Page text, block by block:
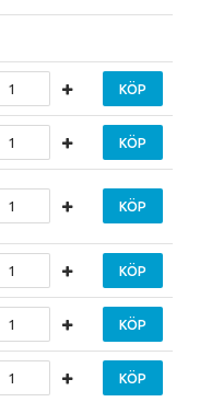
KÖP
KÖP
KÖP
KÖP
KÖP
KÖP